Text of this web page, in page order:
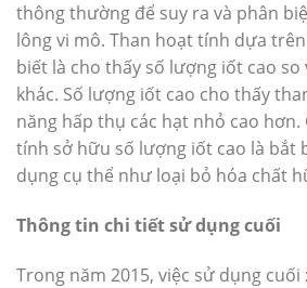
thông thường để suy ra và phân
lông vi mô. Than hoạt tính dựa
biết là cho thấy số lượng iốt cao so
khác. Số lượng iốt cao cho thấy
năng hấp thụ các hạt nhỏ cao
tính sở hữu số lượng iốt cao là bắt
dụng cụ thể như loại bỏ hóa chất
Thông tin chi tiết sử dụng cuối
Trong năm 2015, việc sử dụng